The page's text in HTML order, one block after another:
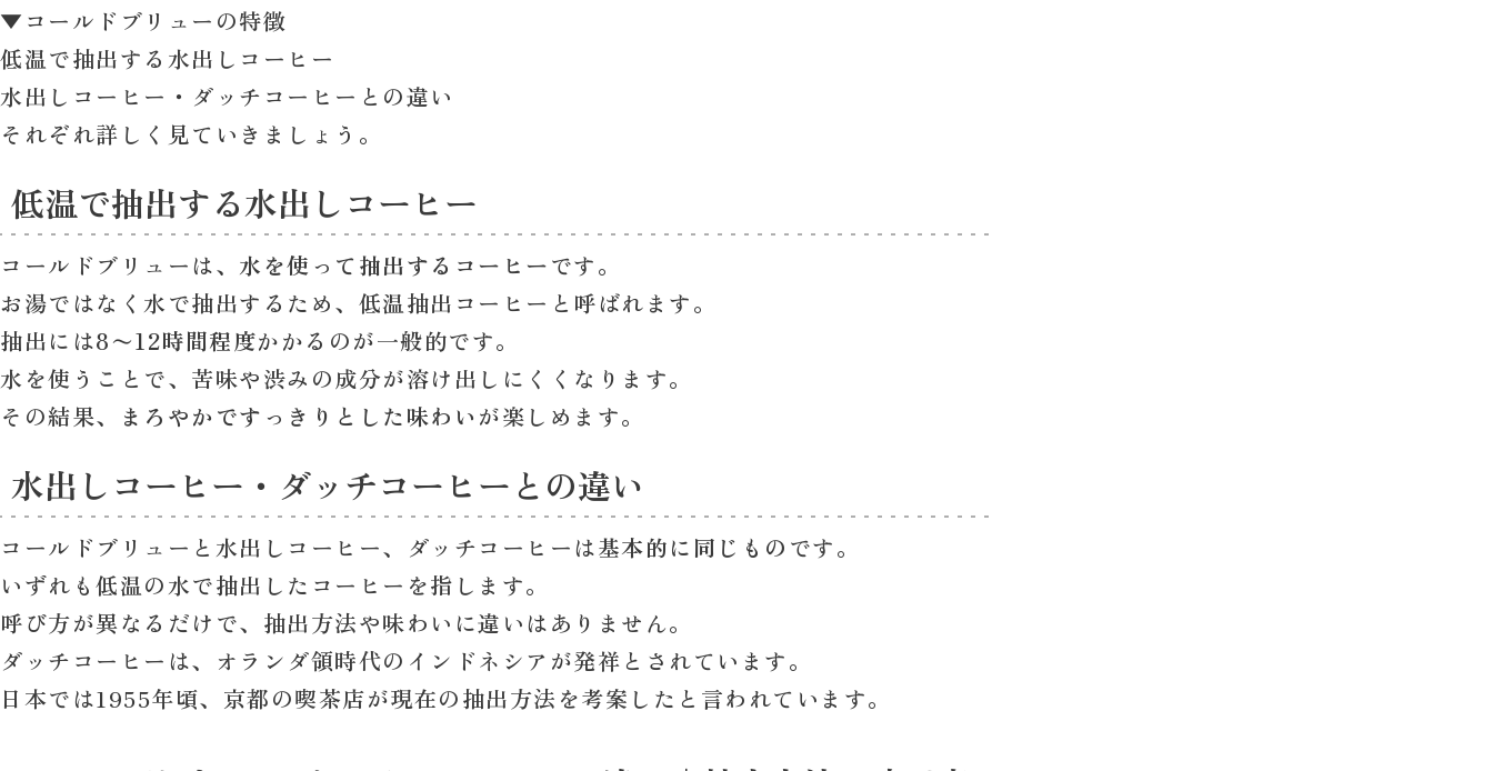
▼コールドブリューの特徴
低温で抽出する水出しコーヒー
水出しコーヒー・ダッチコーヒーとの違い
それぞれ詳しく見ていきましょう。
低温で抽出する水出しコーヒー
コールドブリューは、 水を使って抽出するコーヒーです。
お湯ではなく水で抽出するため、低温抽出コーヒーと呼ばれます。
抽出には8〜12時間程度かかるのが一般的です。
水を使うことで、苦味や渋みの成分が溶け出しにくくなります。
その結果、
まろやかですっきりとした味わい が楽しめます。
水出しコーヒー・ダッチコーヒーとの違い
コールドブリューと水出しコーヒー、ダッチコーヒーは基本的に同じもの です。
いずれも低温の水で抽出したコーヒーを指します。
呼び方が異なるだけで、抽出方法や味わいに違いはありません。
ダッチコーヒーは、オランダ領時代のインドネシアが発祥とされています。
日本では1955年頃、京都の喫茶店が現在の抽出方法を考案したと言われています。